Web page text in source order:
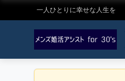
一人ひとりに幸せな人生を